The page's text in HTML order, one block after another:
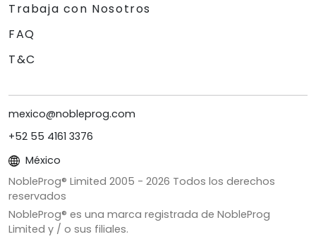
Trabaja con Nosotros
FAQ
T&C
mexico@nobleprog.com
+52 55 4161 3376
México
NobleProg® Limited 2005 - 2026 Todos los derechos
reservados
NobleProg® es una marca registrada de NobleProg
Limited y / o sus filiales.